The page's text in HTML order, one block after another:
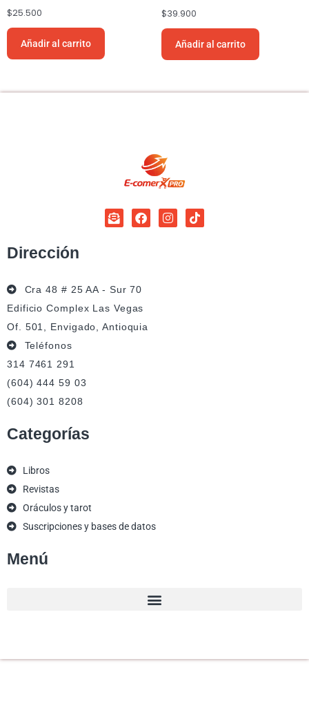
$25.500
Añadir al carrito
$39.900
Añadir al carrito
Dirección
Cra 48 # 25 AA - Sur 70
Edificio Complex Las Vegas
Of. 501, Envigado, Antioquia
Teléfonos
314 7461 291
(604) 444 59 03
(604) 301 8208
Categorías
Libros
Revistas
Oráculos y tarot
Suscripciones y bases de datos
Menú